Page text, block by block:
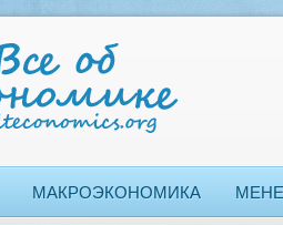
МАКРОЭКОНОМИКА